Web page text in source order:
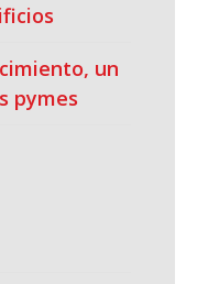
un
pymes